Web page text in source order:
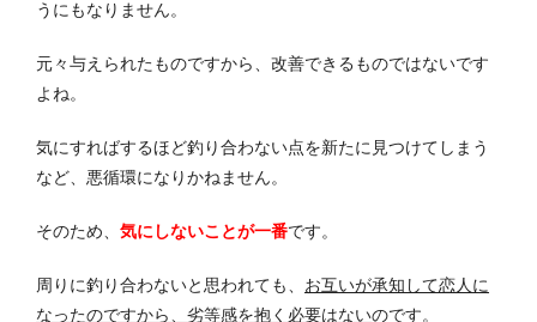
うにもなりません。
元々与えられたものですから、改善できるものではないです
よね。
気にすればするほど釣り合わない点を新たに見つけてしまう
など、悪循環になりかねません。
そのため、 気にしないことが一番です。
周りに釣り合わないと思われても、 お互いが承知して恋人に
なったのですから、劣等感を抱く必要はないのです。